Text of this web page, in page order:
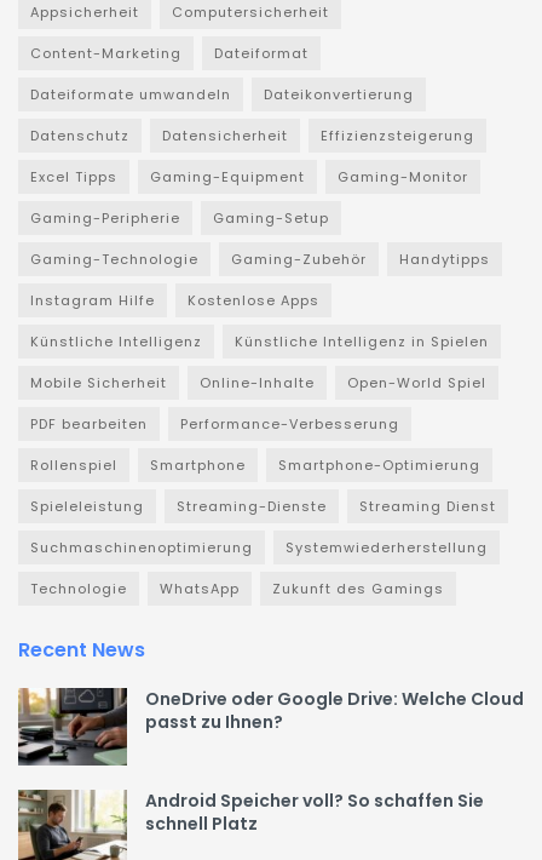
Appsicherheit Computersicherheit
Content-Marketing Dateiformat
Dateiformate umwandeln Dateikonvertierung
Datenschutz Datensicherheit Effizienzsteigerung
Excel Tipps Gaming-Equipment Gaming-Monitor
Gaming-Peripherie Gaming-Setup
Gaming-Technologie Gaming-Zubehör Handytipps
Instagram Hilfe Kostenlose Apps
Künstliche Intelligenz Künstliche Intelligenz in Spielen
Mobile Sicherheit Online-Inhalte Open-World Spiel
PDF bearbeiten Performance-Verbesserung
Rollenspiel Smartphone Smartphone-Optimierung
Spieleleistung Streaming-Dienste Streaming Dienst
Suchmaschinenoptimierung Systemwiederherstellung
Technologie WhatsApp Zukunft des Gamings
Recent News
OneDrive oder Google Drive: Welche Cloud
passt zu Ihnen?
Android Speicher voll? So schaffen Sie
schnell Platz